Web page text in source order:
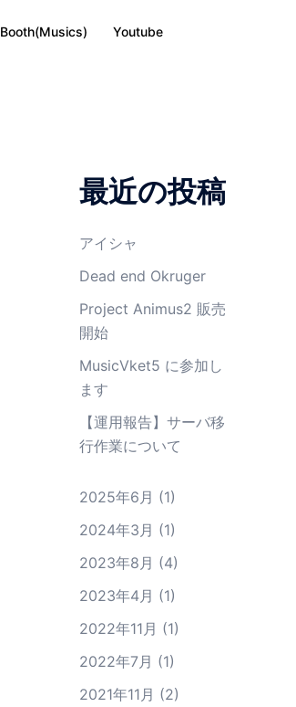
Booth(Musics) Youtube
最近の投稿
アイシャ
Dead end Okruger
Project Animus2 販売
開始
MusicVket5 に参加し
ます
【運用報告】サーバ移
行作業について
2025年6月 (1)
2024年3月 (1)
2023年8月 (4)
2023年4月 (1)
2022年11月 (1)
2022年7月 (1)
2021年11月 (2)